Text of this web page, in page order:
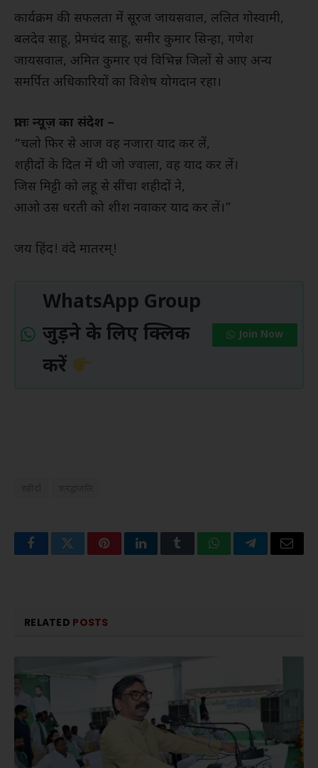
कार्यक्रम की सफलता में सूरज जायसवाल, ललित गोस्वामी,
बलदेव साहू, प्रेमचंद साहू, समीर कुमार सिन्हा, गणेश
जायसवाल, अमित कुमार एवं विभिन्न जिलों से आए अन्य
समर्पित अधिकारियों का विशेष योगदान रहा।
प्रातः न्यूज़ का संदेश –
“चलो फिर से आज वह नजारा याद कर लें,
शहीदों के दिल में थी जो ज्वाला, वह याद कर लें।
जिस मिट्टी को लहू से सींचा शहीदों ने,
आओ उस धरती को शीश नवाकर याद कर लें।”
जय हिंद! वंदे मातरम्!
WhatsApp Group
जुड़ने के लिए क्लिक
करें
Join Now
FacebookTwitterPinterestLinkedInTumblrWhatsAppTelegramEmail
RELATED POSTS